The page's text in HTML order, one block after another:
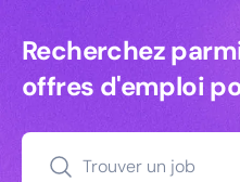
Recherchez
Recherchez
offres d'emploi
Trouver un job